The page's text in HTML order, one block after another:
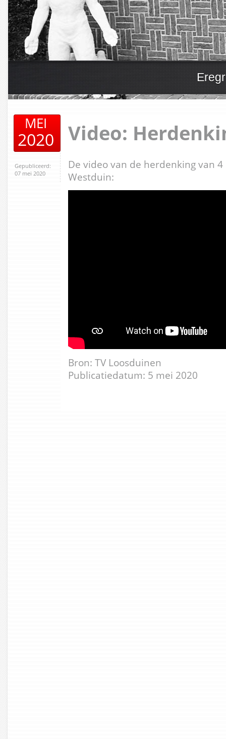
MEI
2020
Gepubliceerd:
07 mei 2020
Video:
De video van de herdenking van
Westduin:
Bron: TV Loosduinen
Publicatiedatum: 5 mei 2020